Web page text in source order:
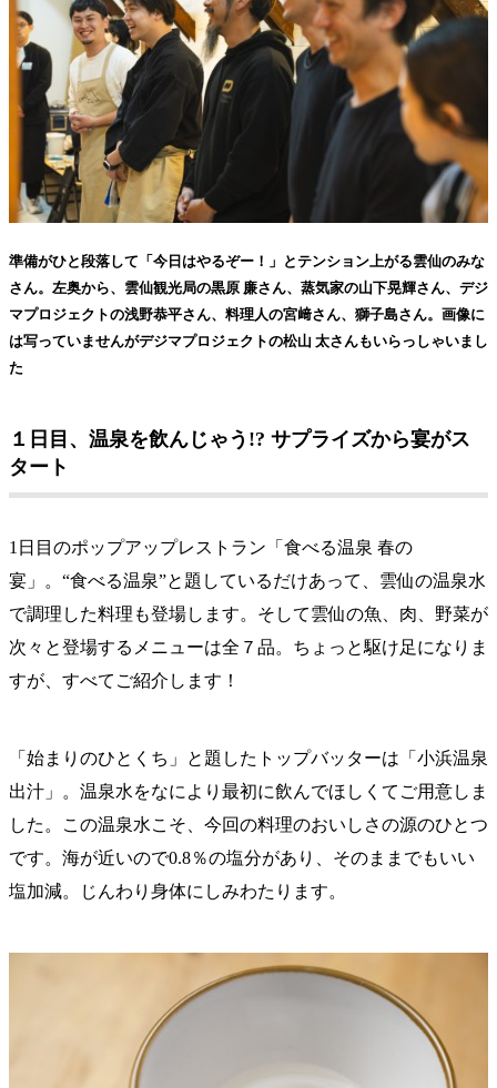
準備がひと段落して「今日はやるぞー！」とテンション上がる雲仙のみな
さん。左奥から、雲仙観光局の黒原 廉さん、蒸気家の山下晃輝さん、デジ
マプロジェクトの浅野恭平さん、料理人の宮﨑さん、獅子島さん。画像に
は写っていませんがデジマプロジェクトの松山 太さんもいらっしゃいまし
た
１日目、温泉を飲んじゃう!? サプライズから宴がス
タート
1日目のポップアップレストラン「食べる温泉 春の
宴」。“食べる温泉”と題しているだけあって、雲仙の温泉水
で調理した料理も登場します。そして雲仙の魚、肉、野菜が
次々と登場するメニューは全７品。ちょっと駆け足になりま
すが、すべてご紹介します！
「始まりのひとくち」と題したトップバッターは「小浜温泉
出汁」。温泉水をなにより最初に飲んでほしくてご用意しま
した。この温泉水こそ、今回の料理のおいしさの源のひとつ
です。海が近いので0.8％の塩分があり、そのままでもいい
塩加減。じんわり身体にしみわたります。